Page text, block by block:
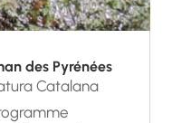
des Pyrénées
Catalana